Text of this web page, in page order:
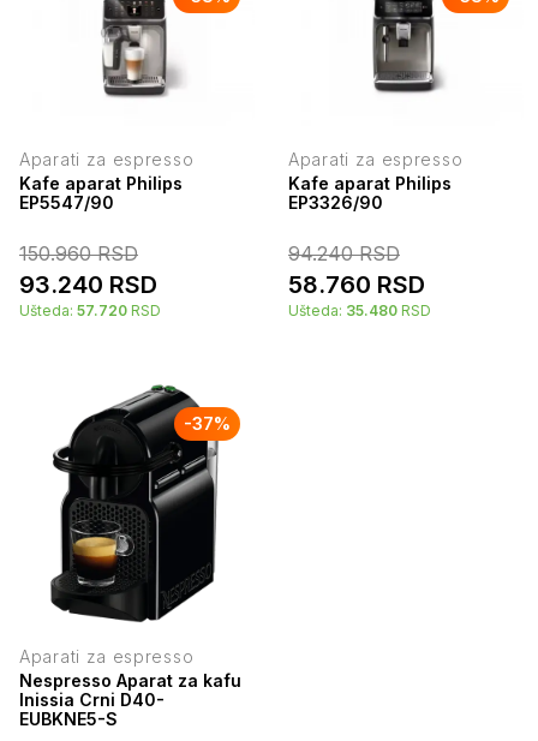
Aparati za espresso
Kafe aparat Philips
EP5547/90
150.960RSD
93.240 RSD
Ušteda: 57.720 RSD
Aparati za espresso
Kafe aparat Philips
EP3326/90
94.240RSD
58.760 RSD
Ušteda: 35.480 RSD
-37%
Aparati za espresso
Nespresso Aparat za kafu
Inissia Crni D40-
EUBKNE5-S